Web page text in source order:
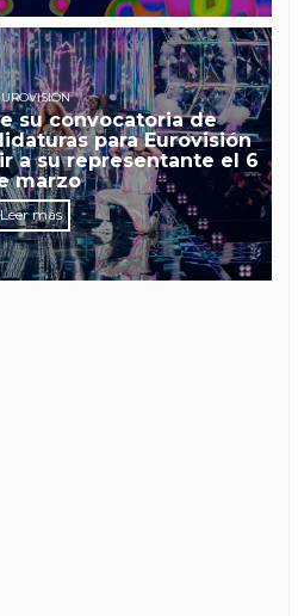
su convocatoria de
para Eurovisión
a su representante el 6
marzo
Leer más